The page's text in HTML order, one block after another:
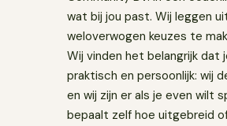
wat bij jou past. Wij leggen
weloverwogen keuzes te
Wij vinden het belangrijk
praktisch en persoonlijk: wij
en wij zijn er als je even wilt
bepaalt zelf hoe uitgebreid